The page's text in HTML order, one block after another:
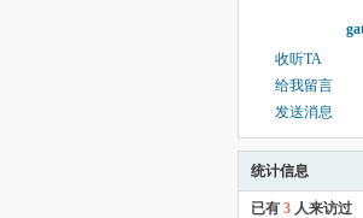
收听TA
给我留言
发送消息
统计信息
已有 3 人来访过